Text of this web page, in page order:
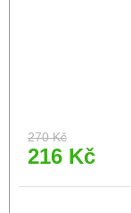
270 Kč
216 Kč